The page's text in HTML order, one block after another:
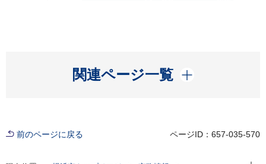
関連ページ一覧
開く
前のページに戻る ページID：657-035-570